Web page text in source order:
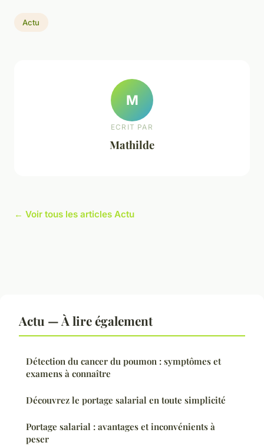
Actu
M
ECRIT PAR
Mathilde
← Voir tous les articles Actu
Actu — À lire également
Détection du cancer du poumon : symptômes et
examens à connaître
Découvrez le portage salarial en toute simplicité
Portage salarial : avantages et inconvénients à
peser